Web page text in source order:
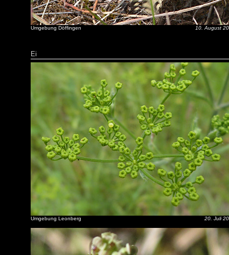
Umgebung Döffingen 10. August
Ei
Umgebung Leonberg 20. Juli